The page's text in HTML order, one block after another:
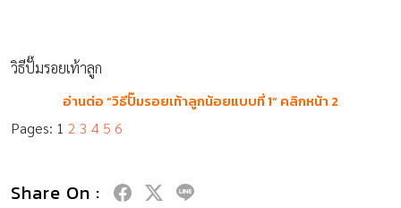
วิธีปั๊มรอยเท้าลูก
อ่านต่อ “วิธีปั๊มรอยเท้าลูกน้อยแบบที่ 1” คลิกหน้า 2
Pages: 1 2 3 4 5 6
Share On :